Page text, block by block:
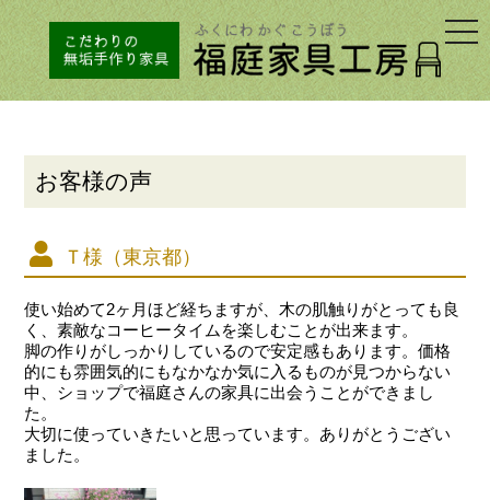
お客様の声
Ｔ様（東京都）
使い始めて2ヶ月ほど経ちますが、木の肌触りがとっても良
く、素敵なコーヒータイムを楽しむことが出来ます。
脚の作りがしっかりしているので安定感もあります。価格
的にも雰囲気的にもなかなか気に入るものが見つからない
中、ショップで福庭さんの家具に出会うことができまし
た。
大切に使っていきたいと思っています。ありがとうござい
ました。